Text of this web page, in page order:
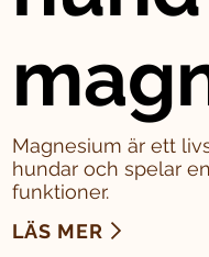
Magnesium är ett
hundar och spelar
funktioner.
LÄS MER